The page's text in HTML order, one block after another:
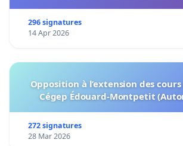
296 signatures
14 Apr 2026
Opposition à l’extension des
Cégep Édouard-Montpetit
272 signatures
28 Mar 2026